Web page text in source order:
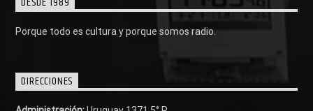
Porque todo es cultura y porque somos radio.
DIRECCIONES